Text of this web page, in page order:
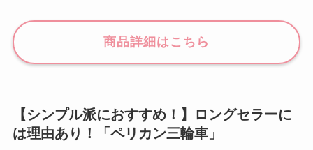
商品詳細はこちら
【シンプル派におすすめ！】ロングセラーに
は理由あり！「ペリカン三輪車」